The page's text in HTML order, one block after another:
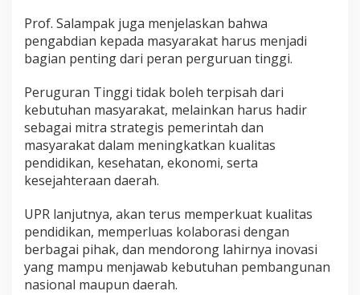
Prof. Salampak juga menjelaskan bahwa
pengabdian kepada masyarakat harus menjadi
bagian penting dari peran perguruan tinggi.
Peruguran Tinggi tidak boleh terpisah dari
kebutuhan masyarakat, melainkan harus hadir
sebagai mitra strategis pemerintah dan
masyarakat dalam meningkatkan kualitas
pendidikan, kesehatan, ekonomi, serta
kesejahteraan daerah.
UPR lanjutnya, akan terus memperkuat kualitas
pendidikan, memperluas kolaborasi dengan
berbagai pihak, dan mendorong lahirnya inovasi
yang mampu menjawab kebutuhan pembangunan
nasional maupun daerah.